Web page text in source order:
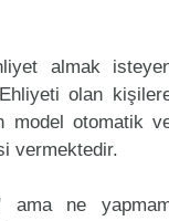
almak
olan
model otomatik
vermektedir.
ama ne